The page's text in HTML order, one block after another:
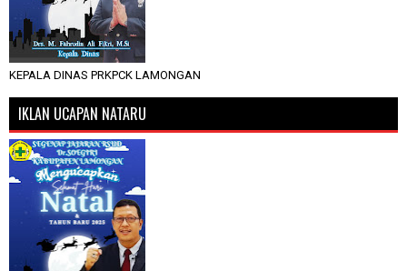
KEPALA DINAS PRKPCK LAMONGAN
IKLAN UCAPAN NATARU